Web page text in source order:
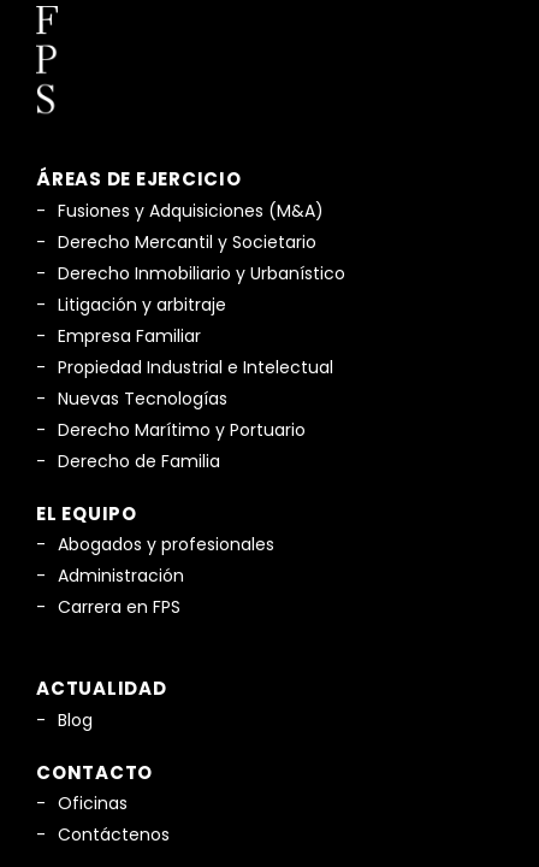
ÁREAS DE EJERCICIO
Fusiones y Adquisiciones (M&A)
Derecho Mercantil y Societario
Derecho Inmobiliario y Urbanístico
Litigación y arbitraje
Empresa Familiar
Propiedad Industrial e Intelectual
Nuevas Tecnologías
Derecho Marítimo y Portuario
Derecho de Familia
EL EQUIPO
Abogados y profesionales
Administración
Carrera en FPS
ACTUALIDAD
Blog
CONTACTO
Oficinas
Contáctenos